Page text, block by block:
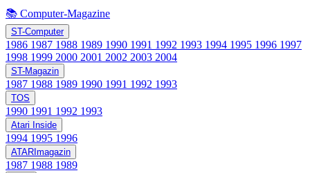
📚 Computer-Magazine
ST-Computer
1986 1987 1988 1989 1990 1991 1992 1993 1994 1995 1996 1997
1998 1999 2000 2001 2002 2003 2004
ST-Magazin
1987 1988 1989 1990 1991 1992 1993
TOS
1990 1991 1992 1993
Atari Inside
1994 1995 1996
ATARImagazin
1987 1988 1989